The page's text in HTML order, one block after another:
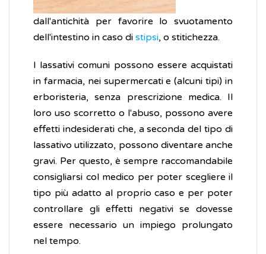
dall'antichità per favorire lo svuotamento
dell'intestino in caso di stipsi, o stitichezza.
I lassativi comuni possono essere acquistati
in farmacia, nei supermercati e (alcuni tipi) in
erboristeria, senza prescrizione medica. Il
loro uso scorretto o l'abuso, possono avere
effetti indesiderati che, a seconda del tipo di
lassativo utilizzato, possono diventare anche
gravi. Per questo, è sempre raccomandabile
consigliarsi col medico per poter scegliere il
tipo più adatto al proprio caso e per poter
controllare gli effetti negativi se dovesse
essere necessario un impiego prolungato
nel tempo.